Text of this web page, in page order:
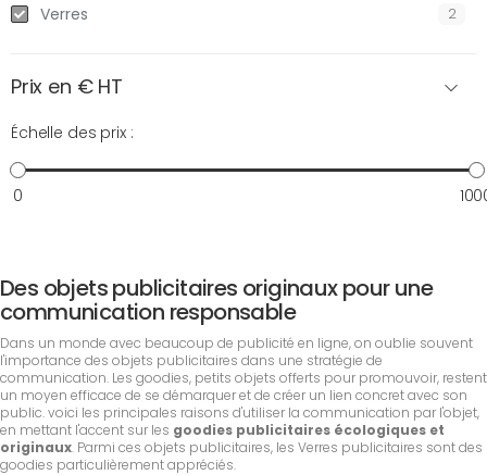
Verres 2
Prix en € HT
Échelle des prix :
0
Des objets publicitaires originaux pour une
communication responsable
Dans un monde avec beaucoup de publicité en ligne, on oublie souvent
l'importance des objets publicitaires dans une stratégie de
communication. Les goodies, petits objets offerts pour promouvoir, restent
un moyen efficace de se démarquer et de créer un lien concret avec son
public. voici les principales raisons d'utiliser la communication par l'objet,
en mettant l'accent sur les goodies publicitaires écologiques et
originaux. Parmi ces objets publicitaires, les Verres publicitaires sont des
goodies particulièrement appréciés.